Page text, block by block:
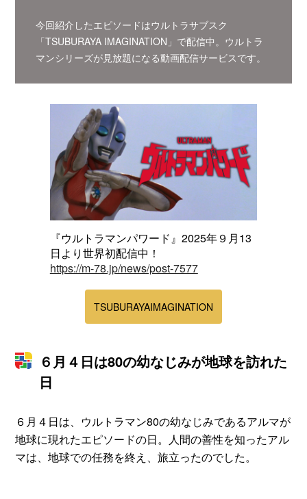
今回紹介したエピソードはウルトラサブスク
「TSUBURAYA IMAGINATION」で配信中。ウルトラ
マンシリーズが見放題になる動画配信サービスです。
『ウルトラマンパワード』2025年９月13
日より世界初配信中！
https://m-78.jp/news/post-7577
TSUBURAYAIMAGINATION
６月４日は80の幼なじみが地球を訪れた
日
６月４日は、ウルトラマン80の幼なじみであるアルマが
地球に現れたエピソードの日。人間の善性を知ったアル
マは、地球での任務を終え、旅立ったのでした。